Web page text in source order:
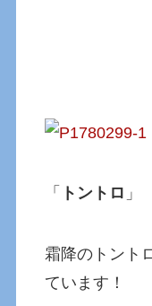
「 トントロ 」
霜降のトント
ています！